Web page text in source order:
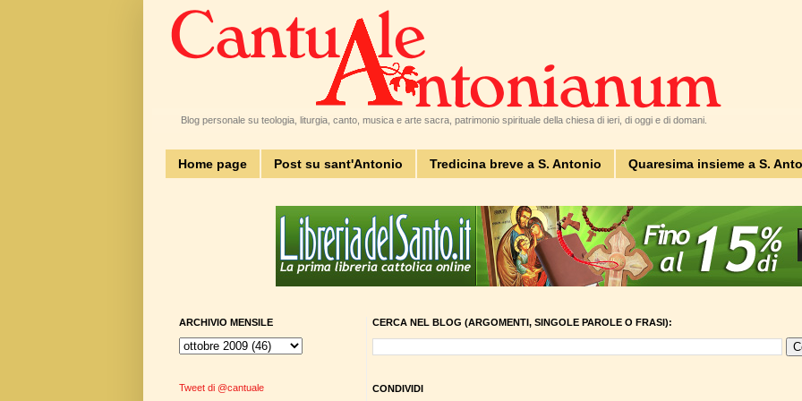
Blog personale su teologia, liturgia, canto, musica e arte sacra, patrimonio spirituale della chiesa di ieri, di oggi e di domani.
Home page Post su sant'Antonio Tredicina breve a S. Antonio Quaresima insieme a S.
CERCA NEL BLOG (ARGOMENTI, SINGOLE PAROLE O FRASI):
CONDIVIDI
ARCHIVIO MENSILE
Tweet di @cantuale